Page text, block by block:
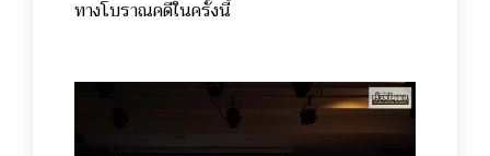
ทางโบราณคดีในครั้งนี้